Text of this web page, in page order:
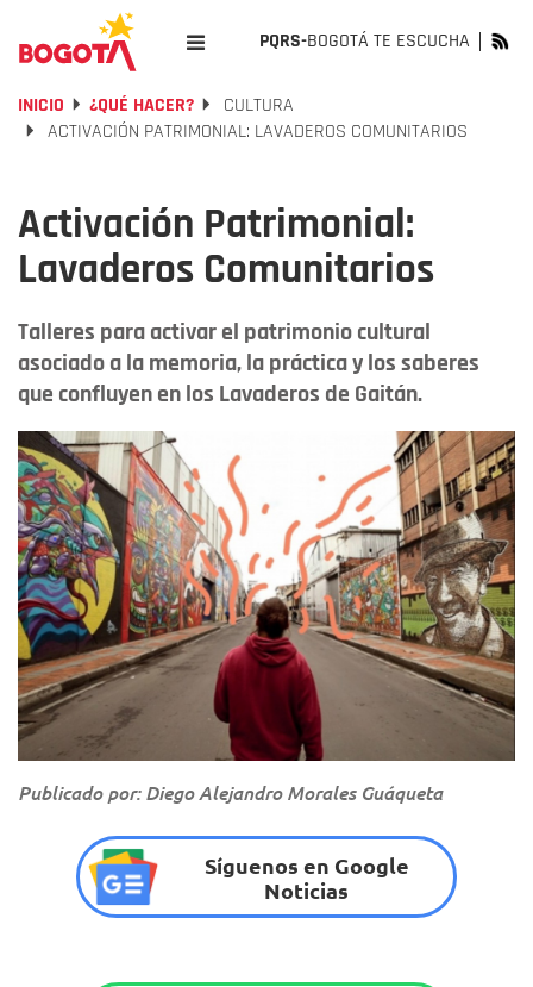
PQRS-BOGOTÁ TE ESCUCHA
INICIO ¿QUÉ HACER?
CULTURA
ACTIVACIÓN PATRIMONIAL: LAVADEROS COMUNITARIOS
Activación Patrimonial:
Lavaderos Comunitarios
Talleres para activar el patrimonio cultural
asociado a la memoria, la práctica y los saberes
que confluyen en los Lavaderos de Gaitán.
Publicado por: Diego Alejandro Morales Guáqueta
Síguenos en Google
Noticias